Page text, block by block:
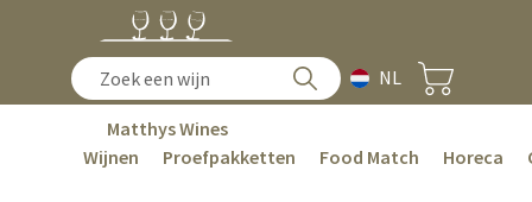
NL
Matthys Wines
Wijnen
Proefpakketten Food Match Horeca